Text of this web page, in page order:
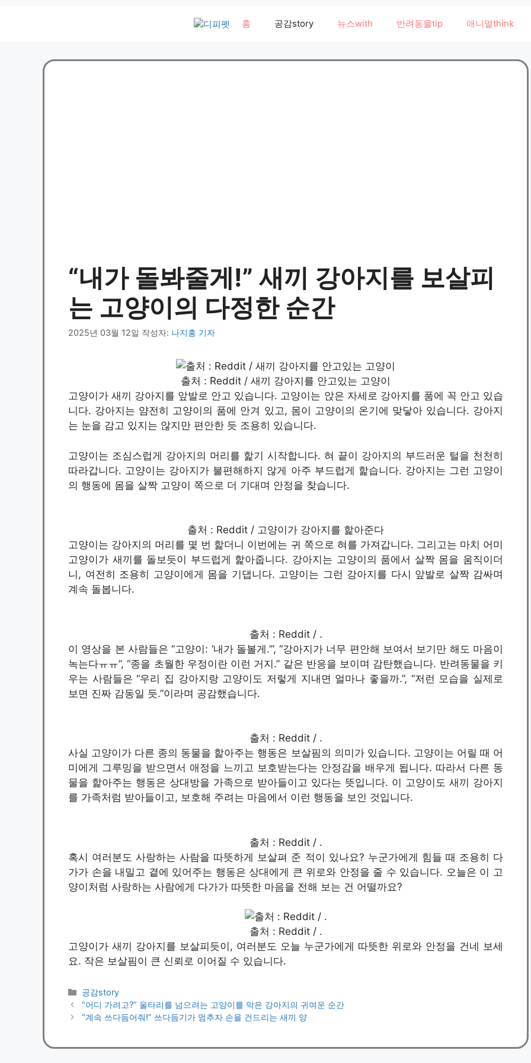
홈 공감story 뉴스with 반려동물tip 애니멀think
“내가 돌봐줄게!” 새끼 강아지를 보살피
는 고양이의 다정한 순간
2025년 03월 12일 작성자: 나지홍 기자
출처 : Reddit / 새끼 강아지를 안고있는 고양이
고양이가 새끼 강아지를 앞발로 안고 있습니다. 고양이는 앉은 자세로 강아지를 품에 꼭 안고 있습
니다. 강아지는 얌전히 고양이의 품에 안겨 있고, 몸이 고양이의 온기에 맞닿아 있습니다. 강아지
는 눈을 감고 있지는 않지만 편안한 듯 조용히 있습니다.
고양이는 조심스럽게 강아지의 머리를 핥기 시작합니다. 혀 끝이 강아지의 부드러운 털을 천천히
따라갑니다. 고양이는 강아지가 불편해하지 않게 아주 부드럽게 핥습니다. 강아지는 그런 고양이
의 행동에 몸을 살짝 고양이 쪽으로 더 기대며 안정을 찾습니다.
출처 : Reddit / 고양이가 강아지를 핥아준다
고양이는 강아지의 머리를 몇 번 핥더니 이번에는 귀 쪽으로 혀를 가져갑니다. 그리고는 마치 어미
고양이가 새끼를 돌보듯이 부드럽게 핥아줍니다. 강아지는 고양이의 품에서 살짝 몸을 움직이더
니, 여전히 조용히 고양이에게 몸을 기댑니다. 고양이는 그런 강아지를 다시 앞발로 살짝 감싸며
계속 돌봅니다.
출처 : Reddit / .
이 영상을 본 사람들은 “고양이: ‘내가 돌볼게.’”, “강아지가 너무 편안해 보여서 보기만 해도 마음이
녹는다ㅠㅠ”, “종을 초월한 우정이란 이런 거지.” 같은 반응을 보이며 감탄했습니다. 반려동물을 키
우는 사람들은 “우리 집 강아지랑 고양이도 저렇게 지내면 얼마나 좋을까.”, “저런 모습을 실제로
보면 진짜 감동일 듯.”이라며 공감했습니다.
출처 : Reddit / .
사실 고양이가 다른 종의 동물을 핥아주는 행동은 보살핌의 의미가 있습니다. 고양이는 어릴 때 어
미에게 그루밍을 받으면서 애정을 느끼고 보호받는다는 안정감을 배우게 됩니다. 따라서 다른 동
물을 핥아주는 행동은 상대방을 가족으로 받아들이고 있다는 뜻입니다. 이 고양이도 새끼 강아지
를 가족처럼 받아들이고, 보호해 주려는 마음에서 이런 행동을 보인 것입니다.
출처 : Reddit / .
혹시 여러분도 사랑하는 사람을 따뜻하게 보살펴 준 적이 있나요? 누군가에게 힘들 때 조용히 다
가가 손을 내밀고 곁에 있어주는 행동은 상대에게 큰 위로와 안정을 줄 수 있습니다. 오늘은 이 고
양이처럼 사랑하는 사람에게 다가가 따뜻한 마음을 전해 보는 건 어떨까요?
출처 : Reddit / .
고양이가 새끼 강아지를 보살피듯이, 여러분도 오늘 누군가에게 따뜻한 위로와 안정을 건네 보세
요. 작은 보살핌이 큰 신뢰로 이어질 수 있습니다.
카
테
고
공감story
“어디 가려고?” 울타리를 넘으려는 고양이를 막은 강아지의 귀여운 순간
“계속 쓰다듬어줘!” 쓰다듬기가 멈추자 손을 건드리는 새끼 양